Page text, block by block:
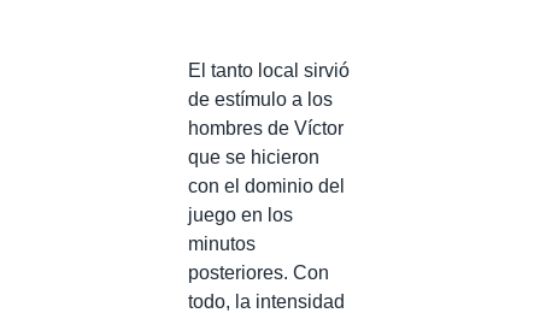
El tanto local sirvió
de estímulo a los
hombres de Víctor
que se hicieron
con el dominio del
juego en los
minutos
posteriores. Con
todo, la intensidad